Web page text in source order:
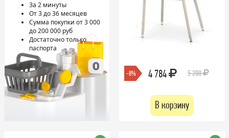
За 2 минуты
От 3 до 36 месяцев
Сумма покупки от 3 000
до 200 000 руб
Достаточно только
паспорта
-8% 4 784 5 200
В корзину